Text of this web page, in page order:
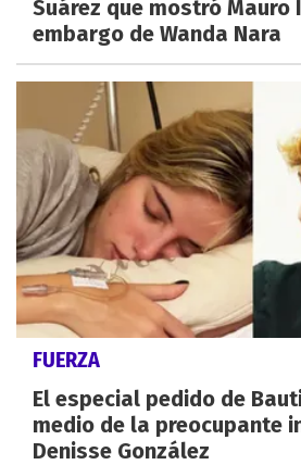
Suárez que mostró Mauro
embargo de Wanda Nara
FUERZA
El especial pedido de
medio de la preocupante
Denisse González